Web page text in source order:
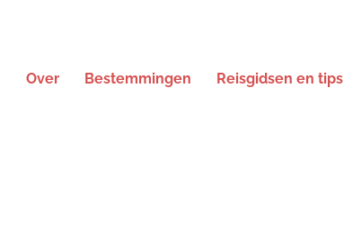
Over Bestemmingen Reisgidsen en tips